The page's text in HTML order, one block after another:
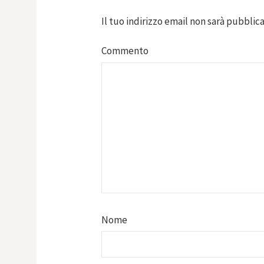
Il tuo indirizzo email non sarà
Commento
Nome